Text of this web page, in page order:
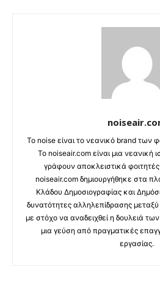
Το noise είναι το νεανικό brand των
Το noiseair.com είναι μια νεανική
γράφουν αποκλειστικά
noiseair.com δημιουργήθηκε στα
Κλάδου Δημοσιογραφίας και
δυνατότητες αλληλεπίδρασης
με στόχο να αναδειχθεί η δουλειά
μια γεύση από πραγματικές
εργασίας.